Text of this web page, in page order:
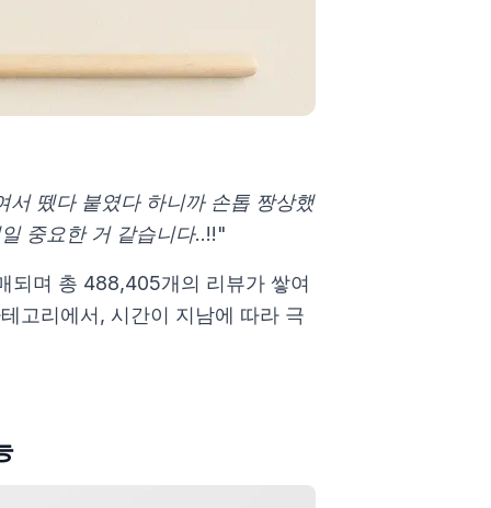
뗐다 붙였다 하니까 손톱 짱상했
중요한 거 같습니다..!!"
되며 총 488,405개의 리뷰가 쌓여
고리에서, 시간이 지남에 따라 극